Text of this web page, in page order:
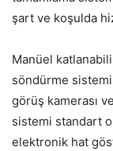
şart ve koşulda
Manüel
söndürme
görüş kamerası
sistemi standart
elektronik hat